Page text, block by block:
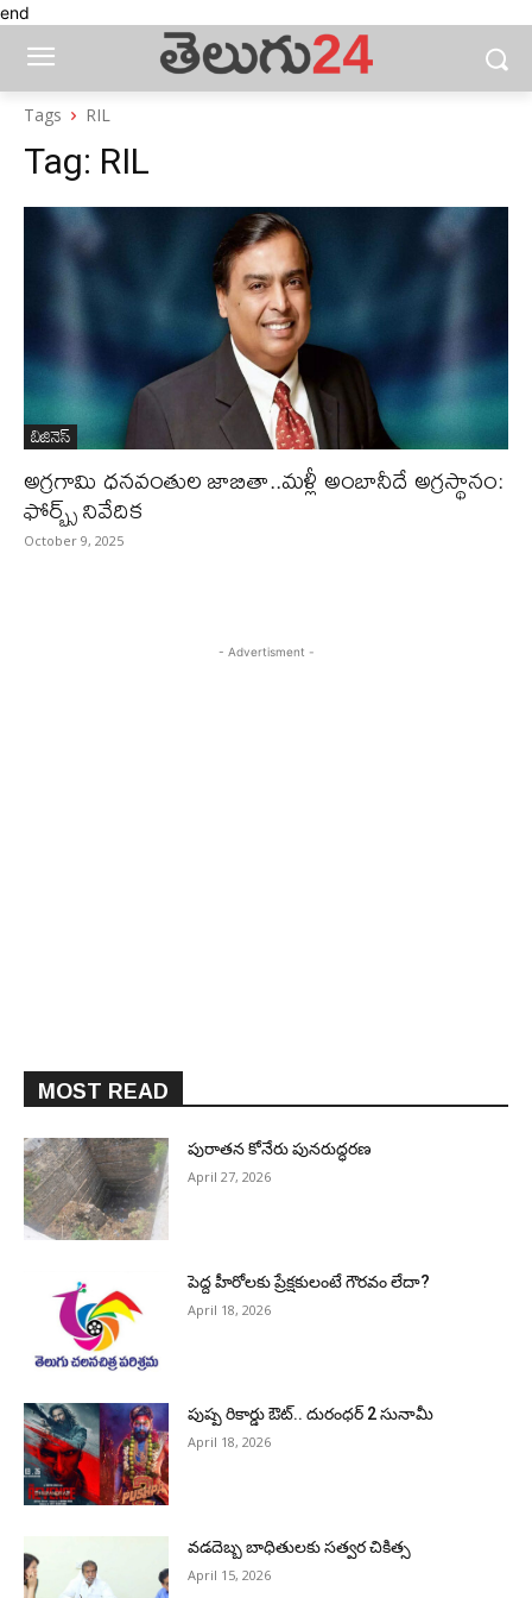
end
Tags RIL
Tag: RIL
బిజినెస్‌
అగ్రగామి ధనవంతుల జాబితా..మళ్లీ అంబానీదే అగ్రస్థానం:
ఫోర్బ్స్ నివేదిక
October 9, 2025
- Advertisment -
MOST READ
పురాత‌న కోనేరు పున‌రుద్ధ‌ర‌ణ
April 27, 2026
పెద్ద హీరోల‌కు ప్రేక్ష‌కులంటే గౌర‌వం లేదా?
April 18, 2026
పుష్ప రికార్డు ఔట్‌.. దురంధ‌ర్ 2 సునామీ
April 18, 2026
వడదెబ్బ బాధితులకు సత్వర చికిత్స
April 15, 2026